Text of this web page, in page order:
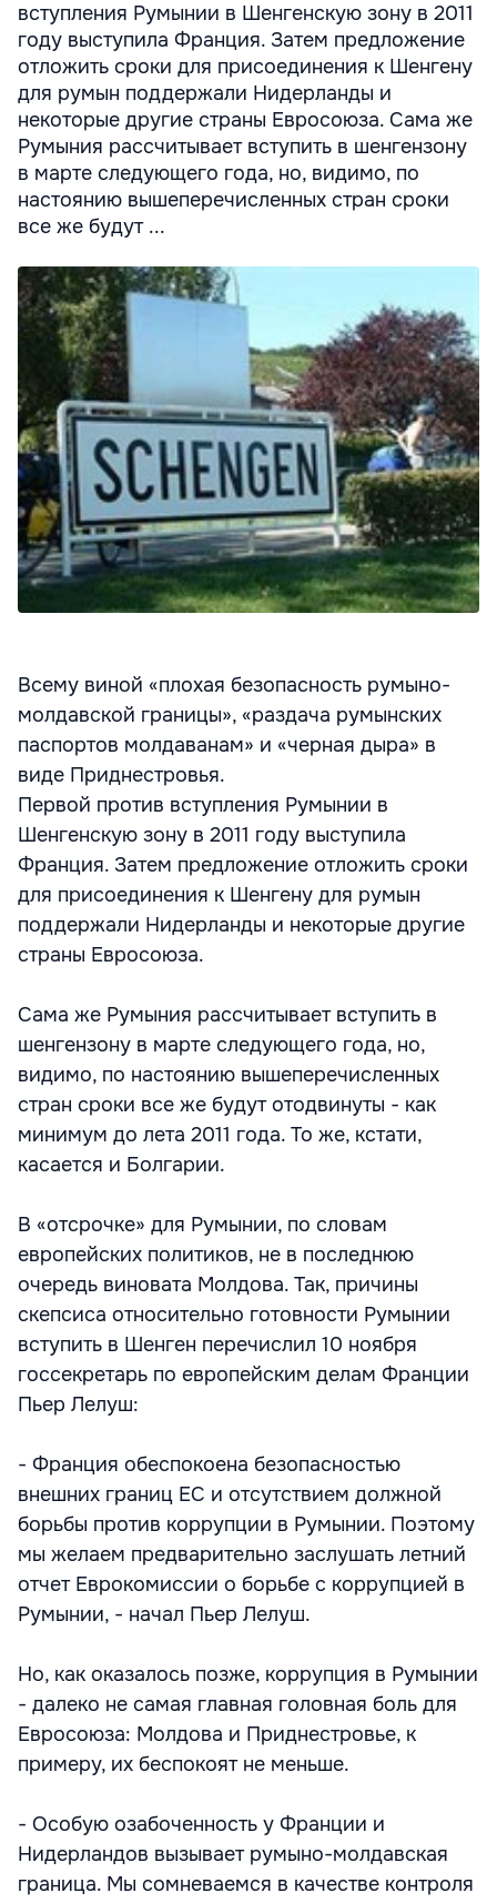
вступления Румынии в Шенгенскую зону в 2011
году выступила Франция. Затем предложение
отложить сроки для присоединения к Шенгену
для румын поддержали Нидерланды и
некоторые другие страны Евросоюза. Сама же
Румыния рассчитывает вступить в шенгензону
в марте следующего года, но, видимо, по
настоянию вышеперечисленных стран сроки
все же будут ...
Всему виной «плохая безопасность румыно-
молдавской границы», «раздача румынских
паспортов молдаванам» и «черная дыра» в
виде Приднестровья.
Первой против вступления Румынии в
Шенгенскую зону в 2011 году выступила
Франция. Затем предложение отложить сроки
для присоединения к Шенгену для румын
поддержали Нидерланды и некоторые другие
страны Евросоюза.
Сама же Румыния рассчитывает вступить в
шенгензону в марте следующего года, но,
видимо, по настоянию вышеперечисленных
стран сроки все же будут отодвинуты - как
минимум до лета 2011 года. То же, кстати,
касается и Болгарии.
В «отсрочке» для Румынии, по словам
европейских политиков, не в последнюю
очередь виновата Молдова. Так, причины
скепсиса относительно готовности Румынии
вступить в Шенген перечислил 10 ноября
госсекретарь по европейским делам Франции
Пьер Лелуш:
- Франция обеспокоена безопасностью
внешних границ ЕС и отсутствием должной
борьбы против коррупции в Румынии. Поэтому
мы желаем предварительно заслушать летний
отчет Еврокомиссии о борьбе с коррупцией в
Румынии, - начал Пьер Лелуш.
Но, как оказалось позже, коррупция в Румынии
- далеко не самая главная головная боль для
Евросоюза: Молдова и Приднестровье, к
примеру, их беспокоят не меньше.
- Особую озабоченность у Франции и
Нидерландов вызывает румыно-молдавская
граница. Мы сомневаемся в качестве контроля